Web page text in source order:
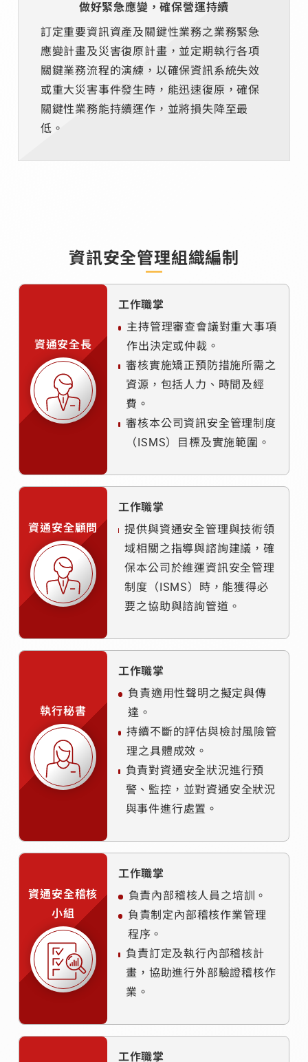
做好緊急應變，確保營運持續
訂定重要資訊資產及關鍵性業務之業務緊急
應變計畫及災害復原計畫，並定期執行各項
關鍵業務流程的演練，以確保資訊系統失效
或重大災害事件發生時，能迅速復原，確保
關鍵性業務能持續運作，並將損失降至最
低。
資訊安全管理組織編制
資通安全長
工作職掌
主持管理審查會議對重大事項
作出決定或仲裁。
審核實施矯正預防措施所需之
資源，包括人力、時間及經
費。
審核本公司資訊安全管理制度
（ISMS）目標及實施範圍。
資通安全顧問
工作職掌
提供與資通安全管理與技術領
域相關之指導與諮詢建議，確
保本公司於維運資訊安全管理
制度（ISMS）時，能獲得必
要之協助與諮詢管道。
執行秘書
工作職掌
負責適用性聲明之擬定與傳
達。
持續不斷的評估與檢討風險管
理之具體成效。
負責對資通安全狀況進行預
警、監控，並對資通安全狀況
與事件進行處置。
資通安全稽核
小組
工作職掌
負責內部稽核人員之培訓。
負責制定內部稽核作業管理
程序。
負責訂定及執行內部稽核計
畫，協助進行外部驗證稽核作
業。
工作職掌